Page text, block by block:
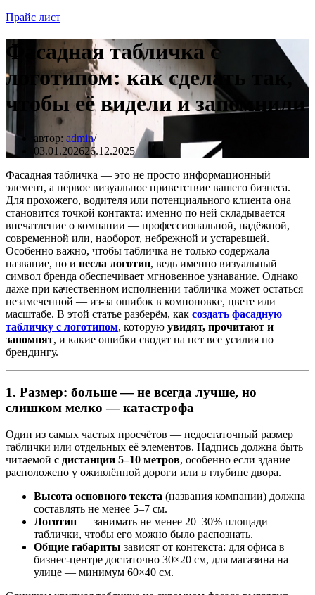
Прайс лист
Фасадная табличка с
логотипом: как сделать так,
чтобы её видели и запомнили
автор: admin
03.01.202626.12.2025
Фасадная табличка — это не просто информационный
элемент, а первое визуальное приветствие вашего бизнеса.
Для прохожего, водителя или потенциального клиента она
становится точкой контакта: именно по ней складывается
впечатление о компании — профессиональной, надёжной,
современной или, наоборот, небрежной и устаревшей.
Особенно важно, чтобы табличка не только содержала
название, но и несла логотип, ведь именно визуальный
символ бренда обеспечивает мгновенное узнавание. Однако
даже при качественном исполнении табличка может остаться
незамеченной — из-за ошибок в компоновке, цвете или
масштабе. В этой статье разберём, как создать фасадную
табличку с логотипом, которую увидят, прочитают и
запомнят, и какие ошибки сводят на нет все усилия по
брендингу.
1. Размер: больше — не всегда лучше, но
слишком мелко — катастрофа
Один из самых частых просчётов — недостаточный размер
таблички или отдельных её элементов. Надпись должна быть
читаемой с дистанции 5–10 метров, особенно если здание
расположено у оживлённой дороги или в глубине двора.
Высота основного текста (названия компании) должна
составлять не менее 5–7 см.
Логотип — занимать не менее 20–30% площади
таблички, чтобы его можно было распознать.
Общие габариты зависят от контекста: для офиса в
бизнес-центре достаточно 30×20 см, для магазина на
улице — минимум 60×40 см.